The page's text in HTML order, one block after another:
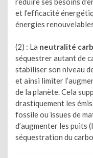
et l’efficacité
énergies
(2) : La neutralité
séquestrer autant de
stabiliser son niveau
et ainsi limiter
de la planète. Cela
drastiquement les
fossile ou issues de
d’augmenter les puits
séquestration du